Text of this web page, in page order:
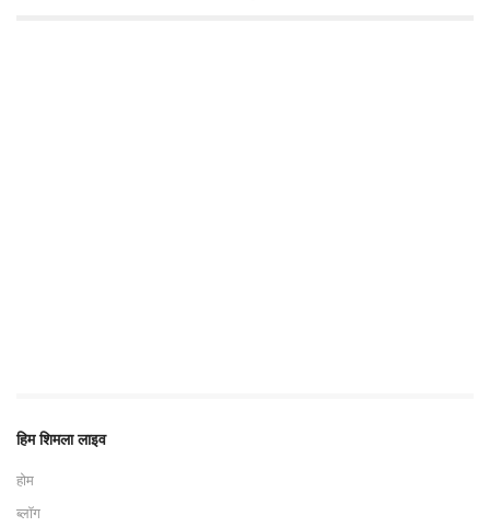
हिम शिमला लाइव
होम
ब्लॉग